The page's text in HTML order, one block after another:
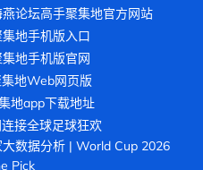
燕论坛高手聚集地官方网站
地手机版入口
地手机版官网
地Web网页版
地app下载地址
接全球足球狂欢
数据分析 | World Cup 2026
Pick